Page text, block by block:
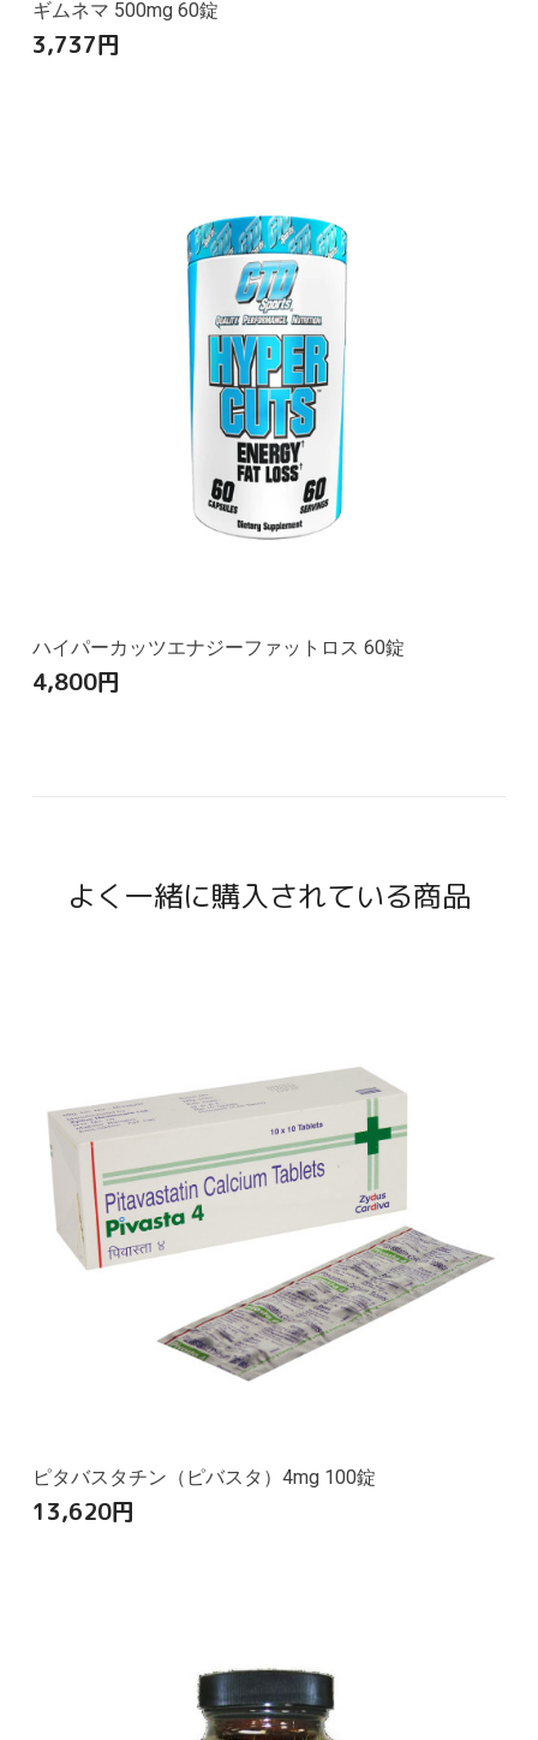
ギムネマ 500mg 60錠
3,737円
ハイパーカッツエナジーファットロス 60錠
4,800円
よく一緒に購入されている商品
ピタバスタチン（ピバスタ）4mg 100錠
13,620円